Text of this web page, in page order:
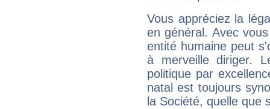
Vous appréciez la
en général. Avec
entité humaine peut
à merveille diriger.
politique par
natal est toujours
la Société, quelle que